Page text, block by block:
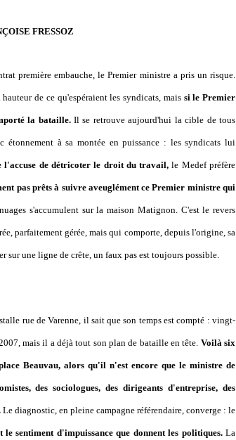
FRESSOZ
première embauche, le Premier ministre a pris un risque.
de ce qu'espéraient les syndicats, mais si le Premier
la bataille.Il se retrouve aujourd'hui la cible de tous
à sa montée en puissance : les syndicats lui
l'accuse de détricoter le droit du travail, le Medef préfère
pas prêts à suivre aveuglément ce Premier ministre qui
s'accumulent sur la maison Matignon. C'est le revers
parfaitement gérée, mais qui comporte, depuis l'origine, sa
sur une ligne de crête, un faux pas est toujours possible.
rue de Varenne, il sait que son temps est compté : vingt-
mais il a déjà tout son plan de bataille en tête. Voilà six
Beauvau, alors qu'il n'est encore que le ministre de
des sociologues, des dirigeants d'entreprise, des
Le diagnostic, en pleine campagne référendaire, converge : le
le sentiment d'impuissance que donnent les politiques.La